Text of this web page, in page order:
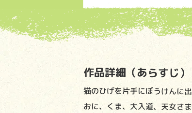
作品詳細（あらすじ）
猫のひげを片手にぼうけんに出
おに、くま、大入道、天女さ